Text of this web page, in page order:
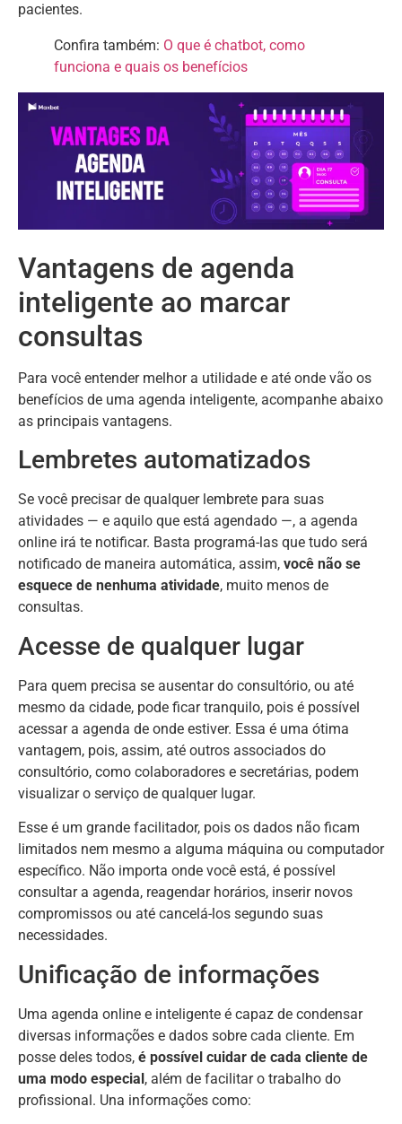
pacientes.
Confira também: O que é chatbot, como
funciona e quais os benefícios
Vantagens de agenda
inteligente ao marcar
consultas
Para você entender melhor a utilidade e até onde vão os
benefícios de uma agenda inteligente, acompanhe abaixo
as principais vantagens.
Lembretes automatizados
Se você precisar de qualquer lembrete para suas
atividades — e aquilo que está agendado —, a agenda
online irá te notificar. Basta programá-las que tudo será
notificado de maneira automática, assim, você não se
esquece de nenhuma atividade, muito menos de
consultas.
Acesse de qualquer lugar
Para quem precisa se ausentar do consultório, ou até
mesmo da cidade, pode ficar tranquilo, pois é possível
acessar a agenda de onde estiver. Essa é uma ótima
vantagem, pois, assim, até outros associados do
consultório, como colaboradores e secretárias, podem
visualizar o serviço de qualquer lugar.
Esse é um grande facilitador, pois os dados não ficam
limitados nem mesmo a alguma máquina ou computador
específico. Não importa onde você está, é possível
consultar a agenda, reagendar horários, inserir novos
compromissos ou até cancelá-los segundo suas
necessidades.
Unificação de informações
Uma agenda online e inteligente é capaz de condensar
diversas informações e dados sobre cada cliente. Em
posse deles todos, é possível cuidar de cada cliente de
uma modo especial, além de facilitar o trabalho do
profissional. Una informações como: